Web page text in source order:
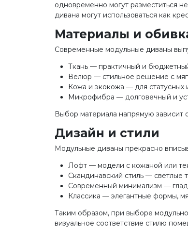
одновременно могут разместиться
дивана могут использоваться как
Материалы и
Современные модульные диваны
Ткань — практичный и
Велюр — стильное решение с
Кожа и экокожа — для статусных
Микрофибра — долговечный и
Выбор материала напрямую зависит
Дизайн и стили
Модульные диваны прекрасно
Лофт — модели с кожаной или
Скандинавский стиль — светлые
Современный минимализм —
Классика — элегантные формы,
Таким образом, при выборе
визуальное соответствие стилю